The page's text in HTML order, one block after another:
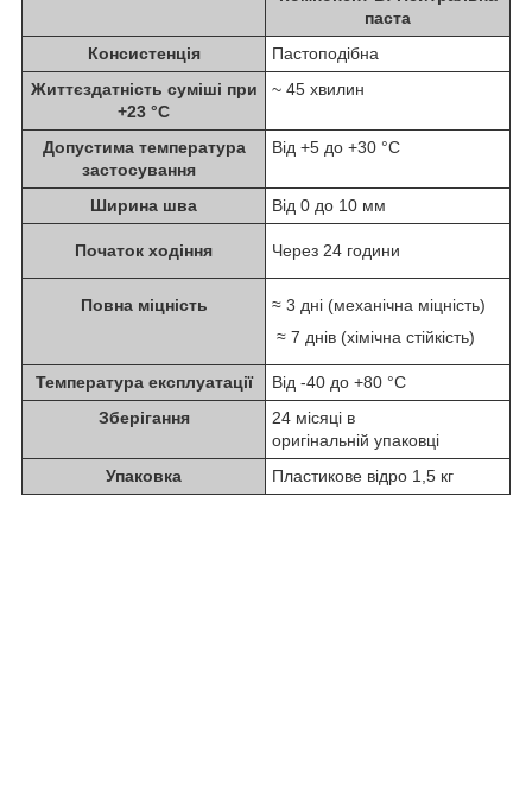
паста
Консистенція
Пастоподібна
Життєздатність суміші при
+23 °С
~ 45 хвилин
Допустима температура
застосування
Від +5 до +30 °C
Ширина шва Від 0 до 10 мм
Початок ходіння Через 24 години
Повна міцність
≈ 3 дні (механічна міцність)
≈ 7 днів (хімічна стійкість)
Температура експлуатації
Від -40 до +80 °C
Зберігання
24 місяці в
оригінальній упаковці
Упаковка
Пластикове відро 1,5 кг